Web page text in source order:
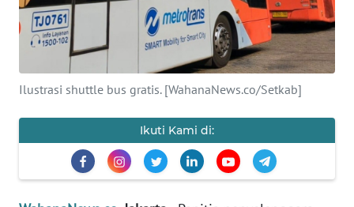
Ilustrasi shuttle bus gratis. [WahanaNews.co/Setkab]
Ikuti Kami di:
SERBA-SERBI
PENDIDIKAN
OPINI